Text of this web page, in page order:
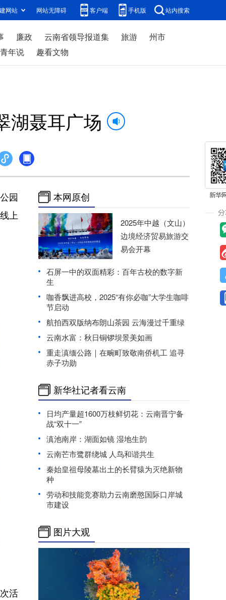
网站 网站无障碍 客户端 手机版 站内搜索
廉政 云南省领导报道集 旅游
州市
年说 趣看文物
湖聂耳广场
园
上
活
本网原创
2025年中越（文山）
边境经济贸易旅游交
易会开幕
石屏一中的双面精彩：百年古校的数字新
生
咖香飘进高校，2025“有你必咖”大学生咖啡
节启动
航拍西双版纳布朗山茶园 云海漫过千重绿
云南水富：秋日铜锣坝景美如画
重走滇缅公路｜在畹町致敬南侨机工 追寻
赤子功勋
新华社记者看云南
日均产量超1600万枝鲜切花：云南晋宁备
战“双十一”
滇池南岸：湖面如镜 湿地生韵
云南芒市鹭群绕城 人鸟和谐共生
秦始皇祖母陵墓出土的长臂猿为灭绝新物
种
劳动和技能竞赛助力云南磨憨国际口岸城
市建设
图片大观